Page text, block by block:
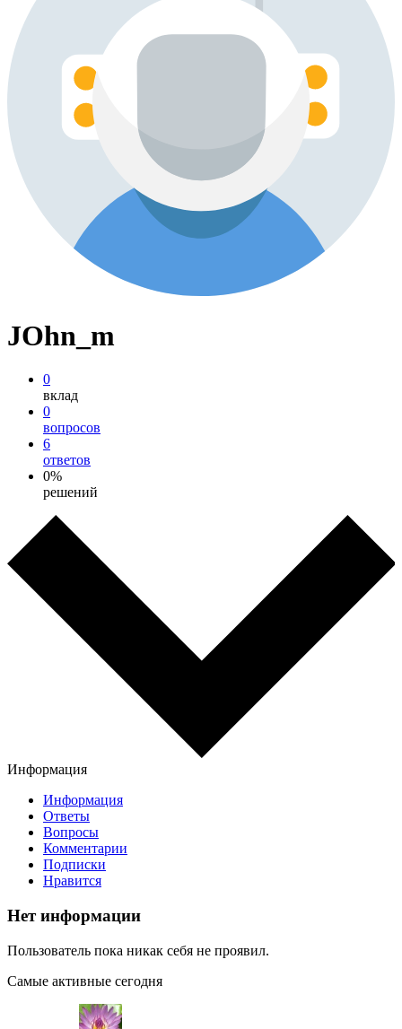
JOhn_m
0
вклад
0
вопросов
6
ответов
0%
решений
Информация
Информация
Ответы
Вопросы
Комментарии
Подписки
Нравится
Нет информации
Пользователь пока никак себя не проявил.
Самые активные сегодня